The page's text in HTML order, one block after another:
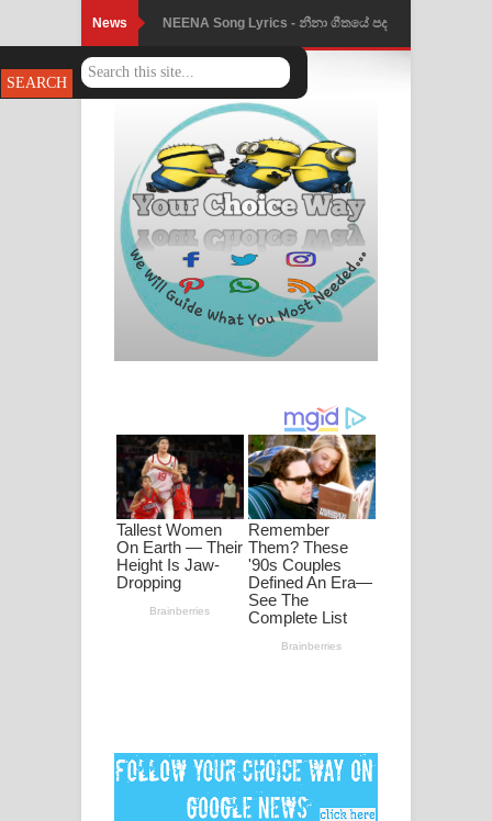
News Ahimi Wimai Himi Song Lyrics - අහිමි
විමයි හිමි ගීතයේ පද පෙළ
Mathaka Parana Song Lyrics - මතක
පාරනා ගීතයේ පද පෙළ
Nimnadhen Song Lyrics - නිම්නාදෙන්
ගීතයේ පද පෙළ
Obamai Mage Adare Song Lyrics -
ඔබමයි මගේ ආදරේ ගීතයේ පද පෙළ
ගීතයේ පද පෙළ
Ankeliya Song Lyrics - අංකෙළිය ගීතයේ
පද පෙළ
DEAR GOD Song Lyrics - ඩියර් ගෝඩ්
ගීතයේ පද පෙළ
Dai Dai Lyrics - Shakira, Burna Boy |
2026 football world cup song lyrics